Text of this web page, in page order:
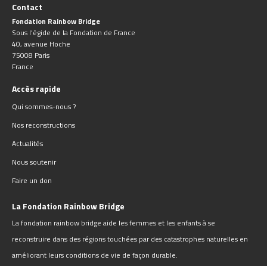
Contact
Fondation Rainbow Bridge
Sous l'égide de la Fondation de France
40, avenue Hoche
75008 Paris
France
Accès rapide
Qui sommes-nous ?
Nos reconstructions
Actualités
Nous soutenir
Faire un don
La Fondation Rainbow Bridge
La fondation rainbow bridge aide les femmes et les enfants à se
reconstruire dans des régions touchées par des catastrophes naturelles en
améliorant leurs conditions de vie de façon durable.